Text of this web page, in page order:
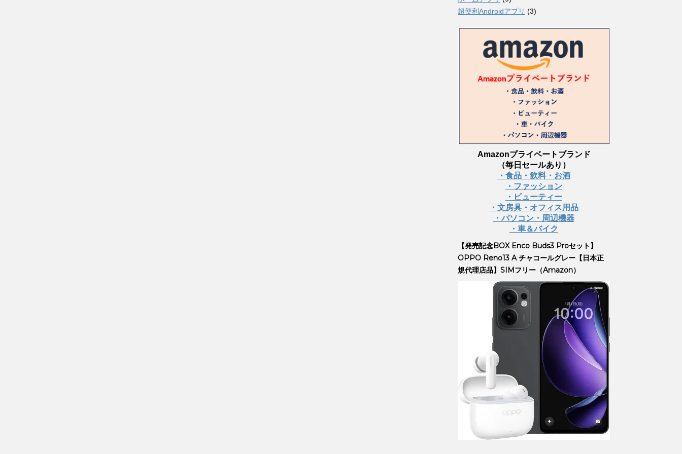
超便利Androidアプリ (3)
Amazonプライベートブランド
（毎日セールあり）
・食品・飲料・お酒
・ファッション
・ビューティー
・文房具・オフィス用品
・パソコン・周辺機器
・車＆バイク
【発売記念BOX Enco Buds3 Proセット】
OPPO Reno13 A チャコールグレー【日本正
規代理店品】SIMフリー（Amazon）